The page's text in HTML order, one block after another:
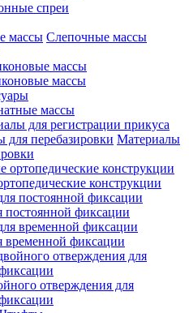
спреи
Слепочные массы
массы
массы
массы
для регистрации прикуса
Материалы
конструкции
постоянной фиксации
временной фиксации
отверждения для